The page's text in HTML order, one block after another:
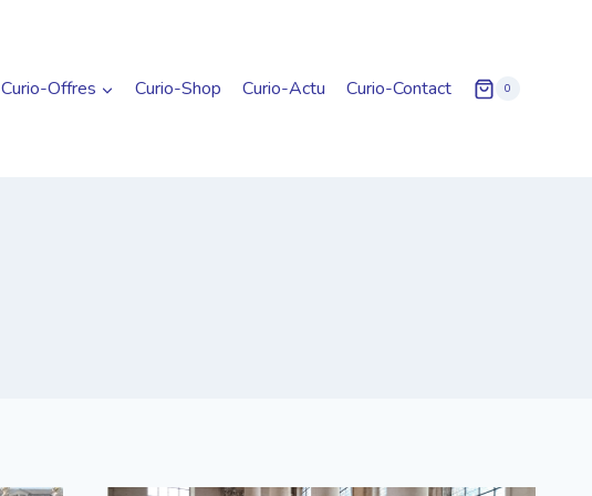
Curio-Offres Curio-Shop Curio-Actu Curio-Contact 0